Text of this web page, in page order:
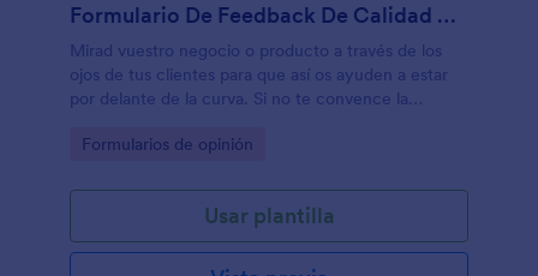
Formulario De Feedback De Calidad Del Servicio
Mirad vuestro negocio o producto a través de los
ojos de tus clientes para que así os ayuden a estar
por delante de la curva. Si no te convence la
gratuito de cero!
Go to Category:
Formularios de opinión
Usar plantilla